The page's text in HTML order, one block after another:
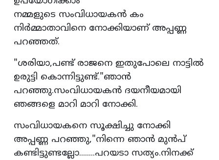
നമ്മളുടെ സംവിധായകൻ കം
നിർമ്മാതാവിനെ നോക്കിയാണ് അപ്പണ്ണ
പറഞ്ഞത്.
"ശരിയാ,പണ്ട് രാജനെ ഇതുപോലെ നാട്ടിൽ
ഉരുട്ടി കൊന്നിട്ടുണ്ട്."ഞാൻ
പറഞ്ഞു.സംവിധായകൻ ദയനീയമായി
ഞങ്ങളെ മാറി മാറി നോക്കി.
സംവിധായകനെ സൂക്ഷിച്ചു നോക്കി
അപ്പണ്ണ പറഞ്ഞു,"നിന്നെ ഞാൻ മുൻപ്
കണ്ടിട്ടുണ്ടല്ലോ........പറയടാ സത്യം.നിനക്ക്